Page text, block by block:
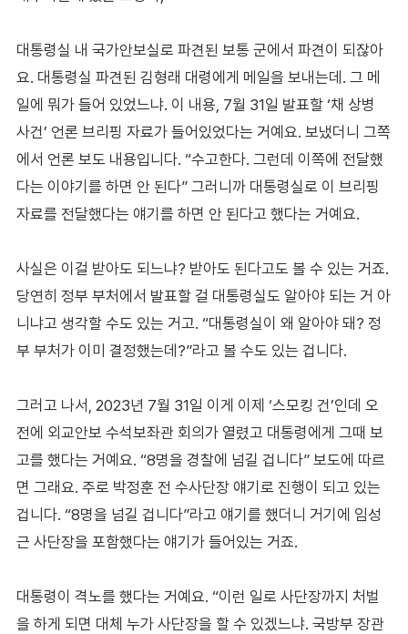
대통령실 내 국가안보실로 파견된 보통 군에서 파견이 되잖아
요. 대통령실 파견된 김형래 대령에게 메일을 보내는데. 그 메
일에 뭐가 들어 있었느냐. 이 내용, 7월 31일 발표할 ‘채 상병
사건’ 언론 브리핑 자료가 들어있었다는 거예요. 보냈더니 그쪽
에서 언론 보도 내용입니다. “수고한다. 그런데 이쪽에 전달했
다는 이야기를 하면 안 된다” 그러니까 대통령실로 이 브리핑
자료를 전달했다는 얘기를 하면 안 된다고 했다는 거예요.
사실은 이걸 받아도 되느냐? 받아도 된다고도 볼 수 있는 거죠.
당연히 정부 부처에서 발표할 걸 대통령실도 알아야 되는 거 아
니냐고 생각할 수도 있는 거고. “대통령실이 왜 알아야 돼? 정
부 부처가 이미 결정했는데?”라고 볼 수도 있는 겁니다.
그러고 나서, 2023년 7월 31일 이게 이제 ‘스모킹 건’인데 오
전에 외교안보 수석보좌관 회의가 열렸고 대통령에게 그때 보
고를 했다는 거예요. “8명을 경찰에 넘길 겁니다” 보도에 따르
면 그래요. 주로 박정훈 전 수사단장 얘기로 진행이 되고 있는
겁니다. “8명을 넘길 겁니다”라고 얘기를 했더니 거기에 임성
근 사단장을 포함했다는 얘기가 들어있는 거죠.
대통령이 격노를 했다는 거예요. “이런 일로 사단장까지 처벌
을 하게 되면 대체 누가 사단장을 할 수 있겠느냐. 국방부 장관